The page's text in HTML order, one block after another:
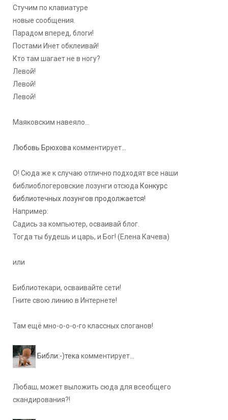
Стучим по клавиатуре
новые сообщения.
Парадом вперед, блоги!
Постами Инет обклеивай!
Кто там шагает не в ногу?
Левой!
Левой!
Левой!
Маяковским навеяло...
Любовь Брюхова комментирует...
О! Сюда же к случаю отлично подходят все наши
библиоблогеровские лозунги отсюда Конкурс
библиотечных лозунгов продолжается!
Например:
Садись за компьютер, осваивай блог.
Тогда ты будешь и царь, и Бог! (Елена Качева)
или
Библиотекари, осваивайте сети!
Гните свою линию в Интернете!
Там ещё мно-о-о-о-го классных слоганов!
Библи:-)тека комментирует...
Любаш, может выложить сюда для всеобщего
скандирования?!